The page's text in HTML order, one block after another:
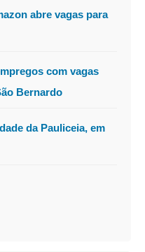
abre vagas para
com vagas
Bernardo
da Pauliceia, em